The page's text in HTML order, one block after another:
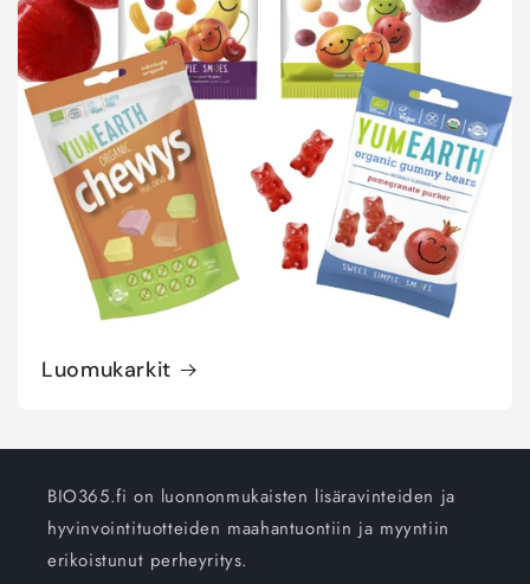
Luomukarkit
BIO365.fi on luonnonmukaisten lisäravinteiden ja
hyvinvointituotteiden maahantuontiin ja myyntiin
erikoistunut perheyritys.